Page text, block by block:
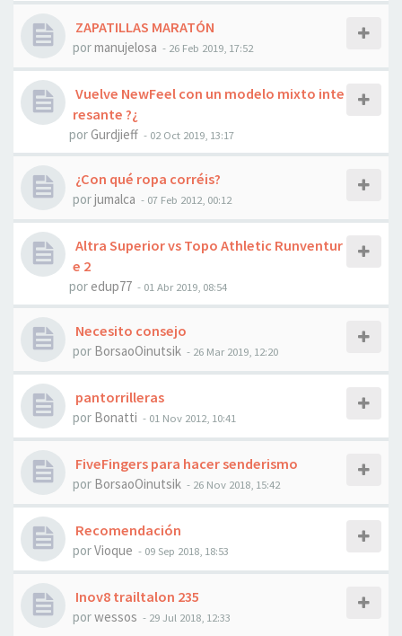
ZAPATILLAS MARATÓN
pormanujelosa - 26 Feb 2019, 17:52
Vuelve NewFeel con un modelo mixto inte
resante ?¿
porGurdjieff - 02 Oct 2019, 13:17
¿Con qué ropa corréis?
porjumalca - 07 Feb 2012, 00:12
Altra Superior vs Topo Athletic Runventur
e 2
por edup77 - 01 Abr 2019, 08:54
Necesito consejo
por BorsaoOinutsik - 26 Mar 2019, 12:20
pantorrilleras
por Bonatti - 01 Nov 2012, 10:41
FiveFingers para hacer senderismo
por BorsaoOinutsik - 26 Nov 2018, 15:42
Recomendación
porVioque - 09 Sep 2018, 18:53
Inov8 trailtalon 235
porwessos - 29 Jul 2018, 12:33